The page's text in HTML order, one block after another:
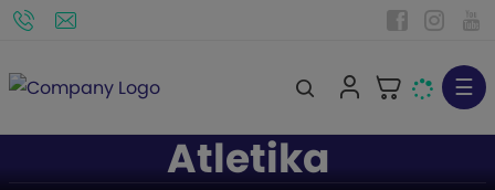
h
ľ
☰
Atletika